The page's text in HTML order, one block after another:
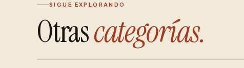
SIGUE EXPLORANDO
Otrascategorías.